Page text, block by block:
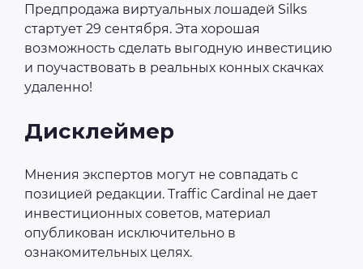
Предпродажа виртуальных лошадей Silks
стартует 29 сентября. Эта хорошая
возможность сделать выгодную инвестицию
и поучаствовать в реальных конных скачках
удаленно!
Дисклеймер
Мнения экспертов могут не совпадать с
позицией редакции. Traffic Cardinal не дает
инвестиционных советов, материал
опубликован исключительно в
ознакомительных целях.